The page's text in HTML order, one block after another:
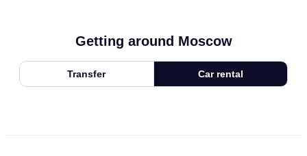
Getting around Moscow
Transfer Car rental